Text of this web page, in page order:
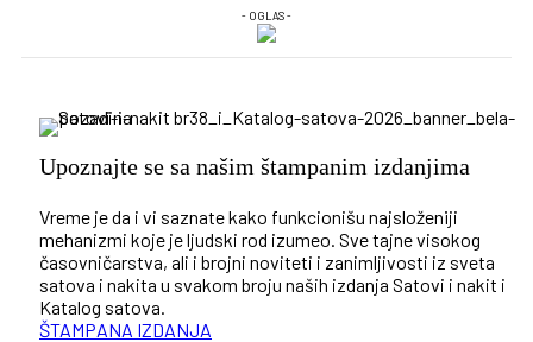
- OGLAS -
Upoznajte se sa našim štampanim izdanjima
Vreme je da i vi saznate kako funkcionišu najsloženiji
mehanizmi koje je ljudski rod izumeo. Sve tajne visokog
časovničarstva, ali i brojni noviteti i zanimljivosti iz sveta
satova i nakita u svakom broju naših izdanja Satovi i nakit i
Katalog satova.
ŠTAMPANA IZDANJA